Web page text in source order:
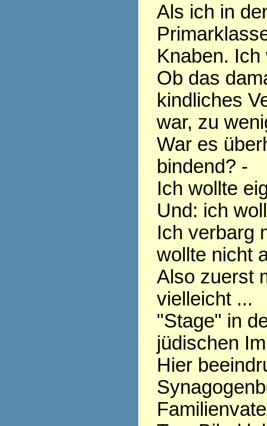
Als ich in
Knaben.
Ob das
kindliches
war, zu
War es
bindend? -
Ich wollte
Und: ich
Ich verbarg
wollte nicht
Also zuerst
vielleicht ...
"Stage" in
jüdischen
Hier